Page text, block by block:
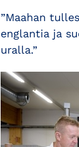
”Maahan
englantia ja
uralla.”